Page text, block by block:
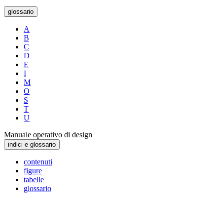
glossario
A
B
C
D
E
I
M
O
S
T
U
Manuale operativo di design
indici e glossario
contenuti
figure
tabelle
glossario